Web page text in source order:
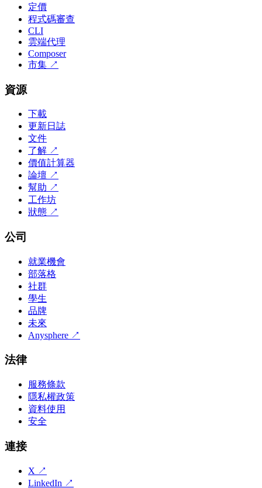
定價
程式碼審查
CLI
雲端代理
Composer
市集 ↗
資源
下載
更新日誌
文件
了解 ↗
價值計算器
論壇 ↗
幫助 ↗
工作坊
狀態 ↗
公司
就業機會
部落格
社群
學生
品牌
未來
Anysphere ↗
法律
服務條款
隱私權政策
資料使用
安全
連接
X ↗
LinkedIn ↗